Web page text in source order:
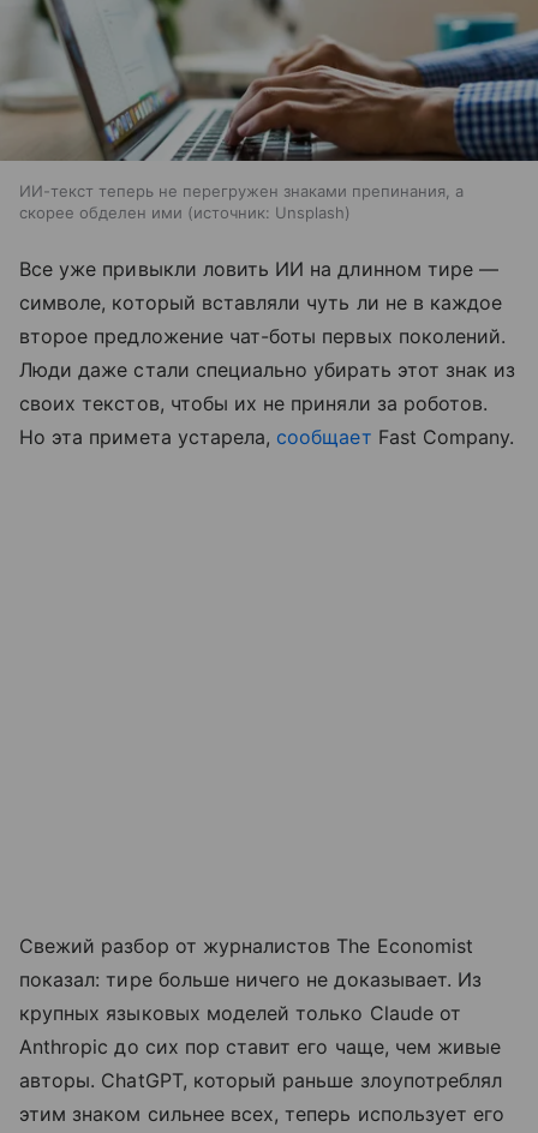
ИИ-текст теперь не перегружен знаками препинания, а
скорее обделен ими
источник: Unsplash
Все уже привыкли ловить ИИ на длинном тире —
символе, который вставляли чуть ли не в каждое
второе предложение чат-боты первых поколений.
Люди даже стали специально убирать этот знак из
своих текстов, чтобы их не приняли за роботов.
Но эта примета устарела, сообщает Fast Company.
Свежий разбор от журналистов The Economist
показал: тире больше ничего не доказывает. Из
крупных языковых моделей только Claude от
Anthropic до сих пор ставит его чаще, чем живые
авторы. ChatGPT, который раньше злоупотреблял
этим знаком сильнее всех, теперь использует его